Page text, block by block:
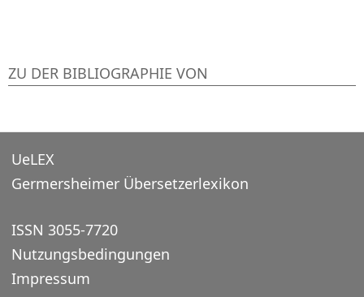
ZU DER BIBLIOGRAPHIE VON
UeLEX
Germersheimer Übersetzerlexikon
ISSN 3055-7720
Nutzungsbedingungen
Impressum